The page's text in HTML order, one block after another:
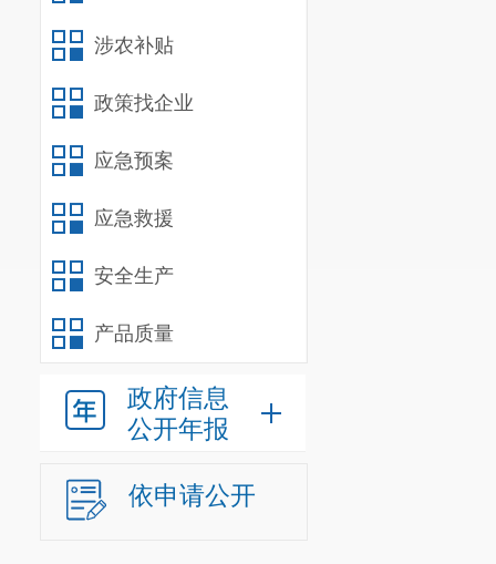
涉农补贴
政策找企业
应急预案
应急救援
安全生产
产品质量
政府信息
公开年报
依申请公开